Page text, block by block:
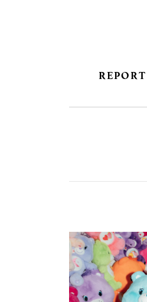
REPORT